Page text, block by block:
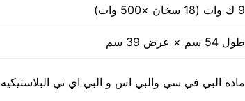
9 ك وات (18 سخان ×500 وات)
طول 54 سم × عرض 39 سم
مادة البي في سي والبي اس و البي اي تي البلاستيكيه PVC PP PS PET